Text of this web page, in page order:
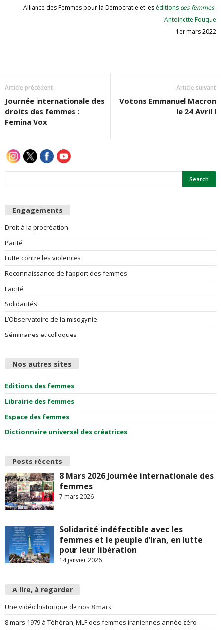
Alliance des Femmes pour la Démocratie et les éditions des femmes-
Antoinette Fouque
1er mars 2022
Article précédent
Journée internationale des
droits des femmes :
Femina Vox
Article suivant
Votons Emmanuel Macron
le 24 Avril !
Engagements
Droit à la procréation
Parité
Lutte contre les violences
Reconnaissance de l’apport des femmes
Laïcité
Solidarités
L’Observatoire de la misogynie
Séminaires et colloques
Nos autres sites
Editions des femmes
Librairie des femmes
Espace des femmes
Dictionnaire universel des créatrices
Posts récents
8 Mars 2026 Journée internationale des
femmes
7 mars 2026
Solidarité indéfectible avec les
femmes et le peuple d’Iran, en lutte
pour leur libération
14 janvier 2026
A lire, à regarder
Une vidéo historique de nos 8 mars
8 mars 1979 à Téhéran, MLF des femmes iraniennes année zéro